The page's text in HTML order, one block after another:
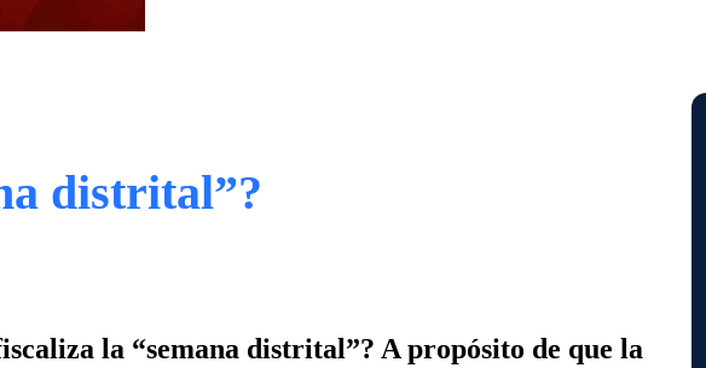
distrital”?
la “semana distrital”? A propósito de que la